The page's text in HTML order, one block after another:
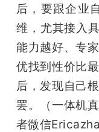
后，要跟企业
维，尤其接入
能力越好、专
优找到性价比
后，发现自己
罢。（一体机
者微信